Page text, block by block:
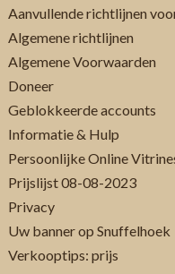
Aanvullende richtlijnen
Algemene richtlijnen
Algemene Voorwaarden
Doneer
Geblokkeerde accounts
Informatie & Hulp
Persoonlijke Online
Prijslijst 08-08-2023
Privacy
Uw banner op Snuffelhoek
Verkooptips: prijs